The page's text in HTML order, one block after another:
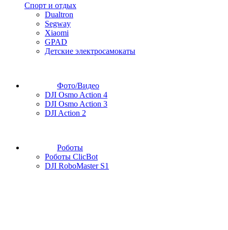
Спорт и отдых
Dualtron
Segway
Xiaomi
GPAD
Детские электросамокаты
Фото/Видео
DJI Osmo Action 4
DJI Osmo Action 3
DJI Action 2
Роботы
Роботы ClicBot
DJI RoboMaster S1